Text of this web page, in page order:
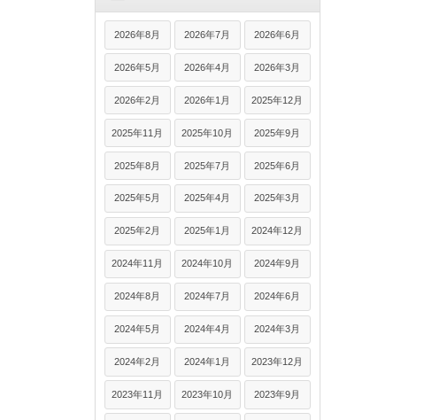
2026年8月 2026年7月 2026年6月
2026年5月 2026年4月 2026年3月
2026年2月 2026年1月 2025年12月
2025年11月 2025年10月 2025年9月
2025年8月 2025年7月 2025年6月
2025年5月 2025年4月 2025年3月
2025年2月 2025年1月 2024年12月
2024年11月 2024年10月 2024年9月
2024年8月 2024年7月 2024年6月
2024年5月 2024年4月 2024年3月
2024年2月 2024年1月 2023年12月
2023年11月 2023年10月 2023年9月